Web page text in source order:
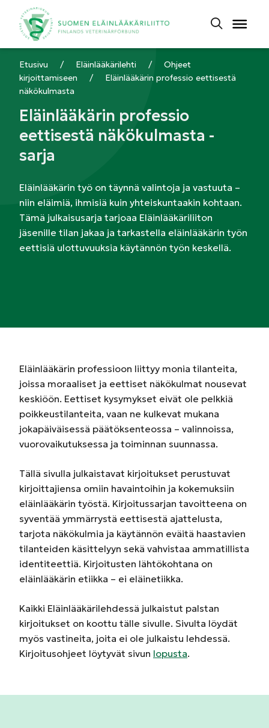
Etusivu / Eläinlääkärilehti /
Ohjeet
kirjoittamiseen
/
Eläinlääkärin professio eettisestä
näkökulmasta
Eläinlääkärin professio
eettisestä näkökulmasta -
sarja
Eläinlääkärin työ on täynnä valintoja ja vastuuta –
niin eläimiä, ihmisiä kuin yhteiskuntaakin kohtaan.
Tämä julkaisusarja tarjoaa Eläinlääkäriliiton
jäsenille tilan jakaa ja tarkastella eläinlääkärin työn
eettisiä ulottuvuuksia käytännön työn keskellä.
Eläinlääkärin professioon liittyy monia tilanteita,
joissa moraaliset ja eettiset näkökulmat nousevat
keskiöön. Eettiset kysymykset eivät ole pelkkiä
poikkeustilanteita, vaan ne kulkevat mukana
jokapäiväisessä päätöksenteossa – valinnoissa,
vuorovaikutuksessa ja toiminnan suunnassa.
Tällä sivulla julkaistavat kirjoitukset perustuvat
kirjoittajiensa omiin havaintoihin ja kokemuksiin
eläinlääkärin työstä. Kirjoitussarjan tavoitteena on
syventää ymmärrystä eettisestä ajattelusta,
tarjota näkökulmia ja käytännön eväitä haastavien
tilanteiden käsittelyyn sekä vahvistaa ammatillista
identiteettiä. Kirjoitusten lähtökohtana on
eläinlääkärin etiikka – ei eläinetiikka.
Kaikki Eläinlääkärilehdessä julkaistut palstan
kirjoitukset on koottu tälle sivulle. Sivulta löydät
myös vastineita, joita ei ole julkaistu lehdessä.
Kirjoitusohjeet löytyvät sivun lopusta.